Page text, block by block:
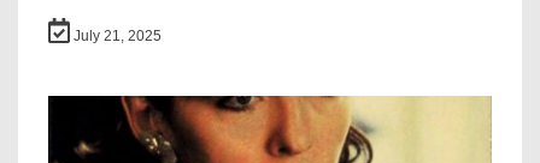
July 21, 2025